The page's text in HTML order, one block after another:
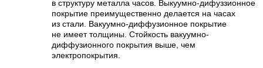
в структуру металла часов. Выкуумно-дифуззионное
покрытие преимущественно делается на часах
из стали. Вакуумно-диффузионное покрытие
не имеет толщины. Стойкость вакуумно-
диффузионного покрытия выше, чем
электропокрытия.